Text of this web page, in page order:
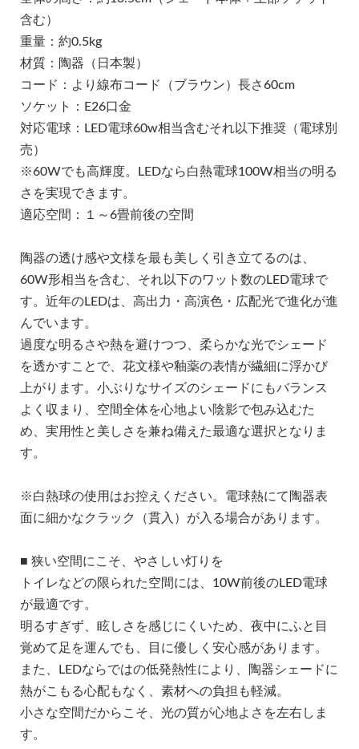
含む）
重量：約0.5kg
材質：陶器（日本製）
コード：より線布コード（ブラウン）長さ60cm
ソケット：E26口金
対応電球：LED電球60w相当含むそれ以下推奨（電球別
売）
※60Wでも高輝度。LEDなら白熱電球100W相当の明る
さを実現できます。
適応空間：１～6畳前後の空間
陶器の透け感や文様を最も美しく引き立てるのは、
60W形相当を含む、それ以下のワット数のLED電球で
す。近年のLEDは、高出力・高演色・広配光で進化が進
んでいます。
過度な明るさや熱を避けつつ、柔らかな光でシェード
を透かすことで、花文様や釉薬の表情が繊細に浮かび
上がります。小ぶりなサイズのシェードにもバランス
よく収まり、空間全体を心地よい陰影で包み込むた
め、実用性と美しさを兼ね備えた最適な選択となりま
す。
※白熱球の使用はお控えください。電球熱にて陶器表
面に細かなクラック（貫入）が入る場合があります。
■ 狭い空間にこそ、やさしい灯りを
トイレなどの限られた空間には、10W前後のLED電球
が最適です。
明るすぎず、眩しさを感じにくいため、夜中にふと目
覚めて足を運んでも、目に優しく安心感があります。
また、LEDならではの低発熱性により、陶器シェードに
熱がこもる心配もなく、素材への負担も軽減。
小さな空間だからこそ、光の質が心地よさを左右しま
す。